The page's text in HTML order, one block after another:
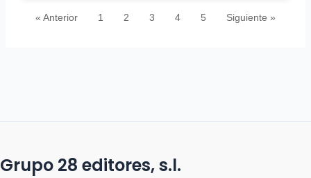
« Anterior 1 2 3 4 5 Siguiente »
Grupo 28 editores, s.l.